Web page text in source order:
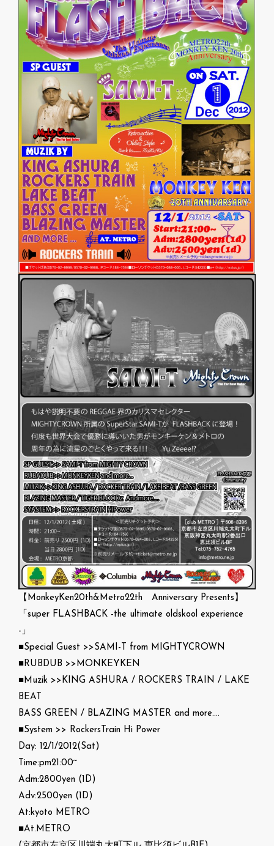
【MonkeyKen20th&Metro22th Anniversary Presents】
「super FLASHBACK -the ultimate oldskool experience
-」
■Special Guest >>SAMI-T from MIGHTYCROWN
■RUBDUB >>MONKEYKEN
■Muzik >>KING ASHURA / ROCKERS TRAIN / LAKE
BEAT
BASS GREEN / BLAZING MASTER and more….
■System >> RockersTrain Hi Power
Day: 12/1/2012(Sat)
Time:pm21:00~
Adm:2800yen (1D)
Adv:2500yen (1D)
At:kyoto METRO
■At.METRO